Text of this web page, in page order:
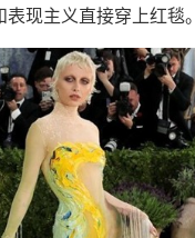
现主义直接穿上红毯。